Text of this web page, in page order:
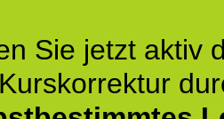
Sie jetzt aktiv